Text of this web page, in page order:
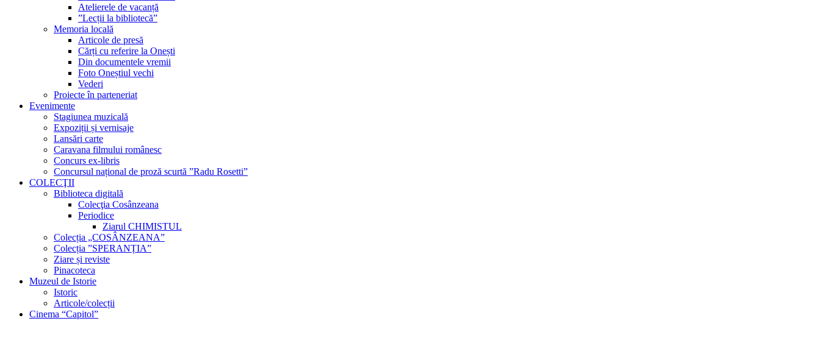
Atelierele de vacanță
”Lecții la bibliotecă”
Memoria locală
Articole de presă
Cărți cu referire la Onești
Din documentele vremii
Foto Oneștiul vechi
Vederi
Proiecte în parteneriat
Evenimente
Stagiunea muzicală
Expoziții și vernisaje
Lansări carte
Caravana filmului românesc
Concurs ex-libris
Concursul național de proză scurtă ”Radu Rosetti”
COLECŢII
Biblioteca digitală
Colecţia Cosânzeana
Periodice
Ziarul CHIMISTUL
Colecția „COSÂNZEANA”
Colecția ”SPERANȚIA”
Ziare și reviste
Pinacoteca
Muzeul de Istorie
Istoric
Articole/colecții
Cinema “Capitol”